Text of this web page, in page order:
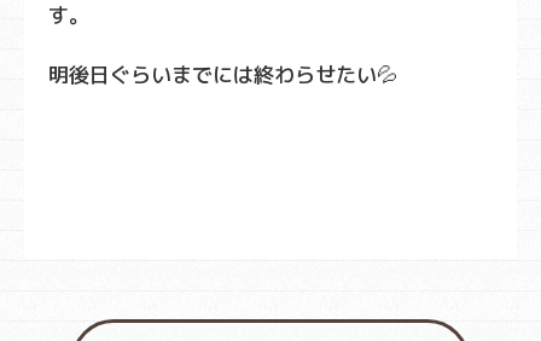
す。
明後日ぐらいまでには終わらせたい💦